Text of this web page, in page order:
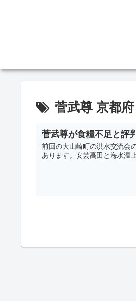
菅武尊 京都府
菅武尊が食糧不足と評
前回の大山崎町の洪水交流会
あります。安芸高田と海水温